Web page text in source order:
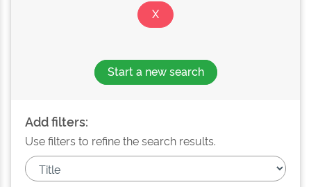
Start a new search
Add filters:
Use filters to refine the search results.